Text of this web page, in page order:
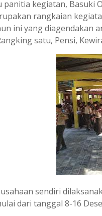
kegiatan, Basuki
rangkaian
ini yang diagendakan
satu, Pensi,
sendiri
dari tanggal 8-16